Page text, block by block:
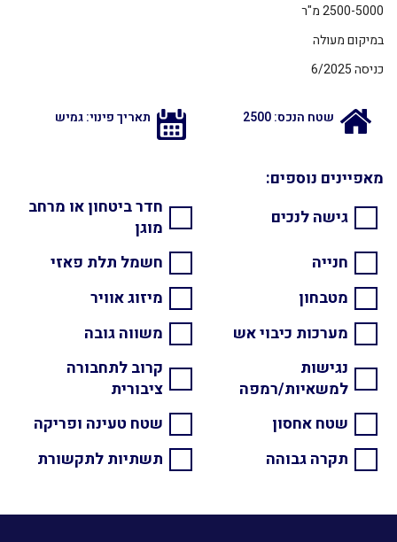
2500-5000 מ"ר
במיקום מעולה
כניסה 6/2025
שטח הנכס: 2500 תאריך פינוי: גמיש
מאפיינים נוספים:
גישה לנכים
חדר ביטחון או מרחב
מוגן
חנייה
חשמל תלת פאזי
מטבחון
מיזוג אוויר
מערכות כיבוי אש
משווה גובה
נגישות
למשאיות/רמפה
קרוב לתחבורה
ציבורית
שטח אחסון
שטח טעינה ופריקה
תקרה גבוהה
תשתיות לתקשורת